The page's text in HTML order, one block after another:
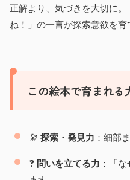
正解より、気づきを大切に
ね！」の一言が探索意欲を育
この絵本で育まれる
🔭 探索・発見力 ：細部
❓ 問いを立てる力 ：「